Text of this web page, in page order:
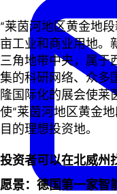
“莱茵河地区黄金地
亩工业和商业用地。
三角地带中央，属于
集的科研网络、众多
隆国际化的展会使莱
使“莱茵河地区黄金
目的理想投资地。
投资者可以在北威州
愿景：德国第一家智